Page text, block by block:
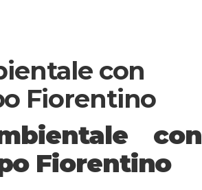
con
Fiorentino
con
Fiorentino